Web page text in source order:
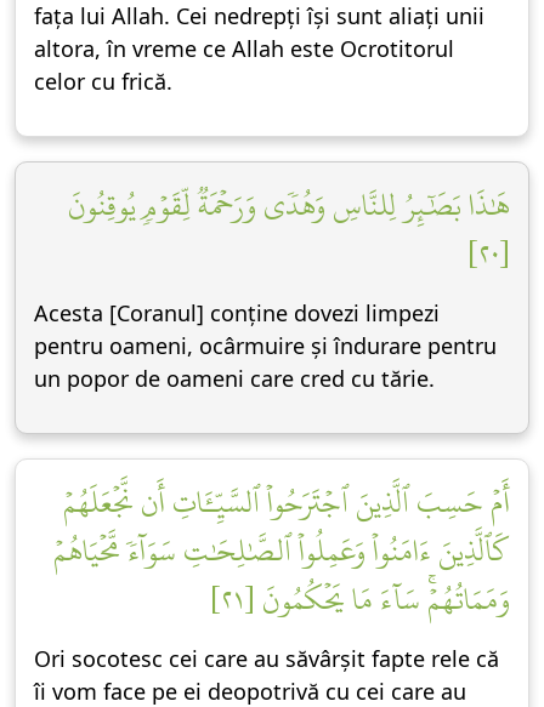
fața lui Allah. Cei nedrepți își sunt aliați unii
altora, în vreme ce Allah este Ocrotitorul
celor cu frică.
هَٰذَا بَصَٰٓئِرُ لِلنَّاسِ وَهُدٗى وَرَحۡمَةٞ لِّقَوۡمٖ يُوقِنُونَ
[٢٠]
Acesta [Coranul] conține dovezi limpezi
pentru oameni, ocârmuire și îndurare pentru
un popor de oameni care cred cu tărie.
أَمۡ حَسِبَ ٱلَّذِينَ ٱجۡتَرَحُواْ ٱلسَّيِّـَٔاتِ أَن نَّجۡعَلَهُمۡ
كَٱلَّذِينَ ءَامَنُواْ وَعَمِلُواْ ٱلصَّٰلِحَٰتِ سَوَآءٗ مَّحۡيَاهُمۡ
وَمَمَاتُهُمۡۚ سَآءَ مَا يَحۡكُمُونَ [٢١]
Ori socotesc cei care au săvârșit fapte rele că
îi vom face pe ei deopotrivă cu cei care au